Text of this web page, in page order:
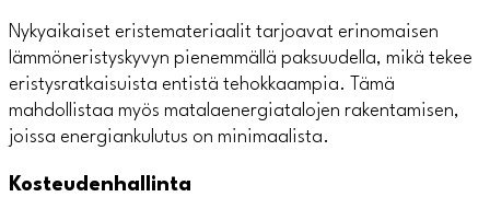
Nykyaikaiset eristemateriaalit tarjoavat erinomaisen
lämmöneristyskyvyn pienemmällä paksuudella, mikä tekee
eristysratkaisuista entistä tehokkaampia. Tämä
mahdollistaa myös matalaenergiatalojen rakentamisen,
joissa energiankulutus on minimaalista.
Kosteudenhallinta